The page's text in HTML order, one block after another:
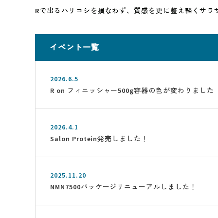
Rで出るハリコシを損なわず、質感を更に整え軽くサラ
イベント一覧
2026.6.5
R on フィニッシャー500g容器の色が変わりました
2026.4.1
Salon Protein発売しました！
2025.11.20
NMN7500パッケージリニューアルしました！